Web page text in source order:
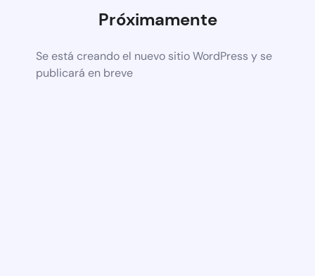
Próximamente
Se está creando el nuevo sitio WordPress y se
publicará en breve